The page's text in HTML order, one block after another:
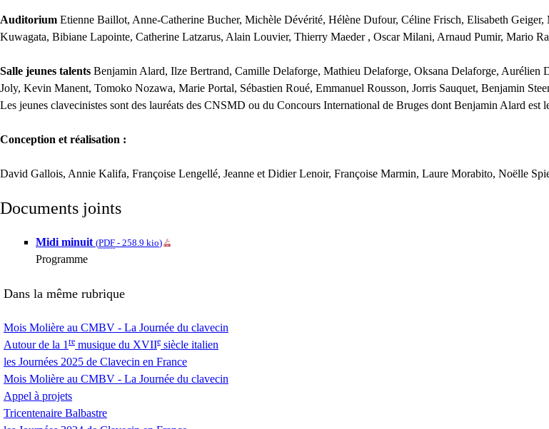
Auditorium Etienne Baillot, Anne-Catherine Bucher, Michèle Dévérité, Hélène Dufour, Céline Frisch, Elisabeth
Kuwagata, Bibiane Lapointe, Catherine Latzarus, Alain Louvier, Thierry Maeder , Oscar Milani, Arnaud Pumir, Mario
Salle jeunes talents Benjamin Alard, Ilze Bertrand, Camille Delaforge, Mathieu Delaforge, Oksana Delaforge,
Joly, Kevin Manent, Tomoko Nozawa, Marie Portal, Sébastien Roué, Emmanuel Rousson, Jorris Sauquet, Benjamin
Les jeunes clavecinistes sont des lauréats des CNSMD ou du Concours International de Bruges dont Benjamin Alard est
Conception et réalisation :
David Gallois, Annie Kalifa, Françoise Lengellé, Jeanne et Didier Lenoir, Françoise Marmin, Laure Morabito, Noëlle
Documents joints
Midi minuit (PDF - 258.9 kio)
Programme
Dans la même rubrique
Mois Molière au CMBV - La Journée du clavecin
Autour de la 1 re musique du XVIIe siècle italien
les Journées 2025 de Clavecin en France
Mois Molière au CMBV - La Journée du clavecin
Appel à projets
Tricentenaire Balbastre